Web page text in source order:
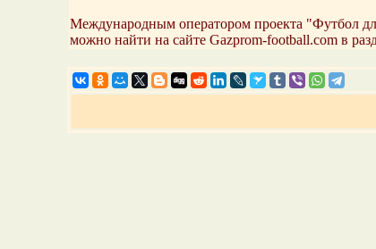
Международным оператором проекта "Футбол
можно найти на сайте Gazprom-football.com в